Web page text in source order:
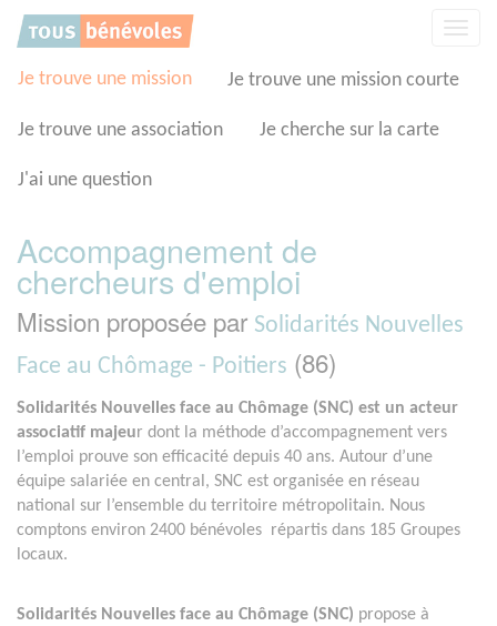
Je trouve une mission Je trouve une mission courte
Je trouve une association Je cherche sur la carte
J'ai une question
Accompagnement de
chercheurs d'emploi
Mission proposée par Solidarités Nouvelles
Face au Chômage - Poitiers (86)
Solidarités Nouvelles face au Chômage (SNC) est un acteur
associatif majeur dont la méthode d’accompagnement vers
l’emploi prouve son efficacité depuis 40 ans. Autour d’une
équipe salariée en central, SNC est organisée en réseau
national sur l’ensemble du territoire métropolitain. Nous
comptons environ 2400 bénévoles répartis dans 185 Groupes
locaux.
Solidarités Nouvelles face au Chômage (SNC) propose à
Panneau de gestion des cookies